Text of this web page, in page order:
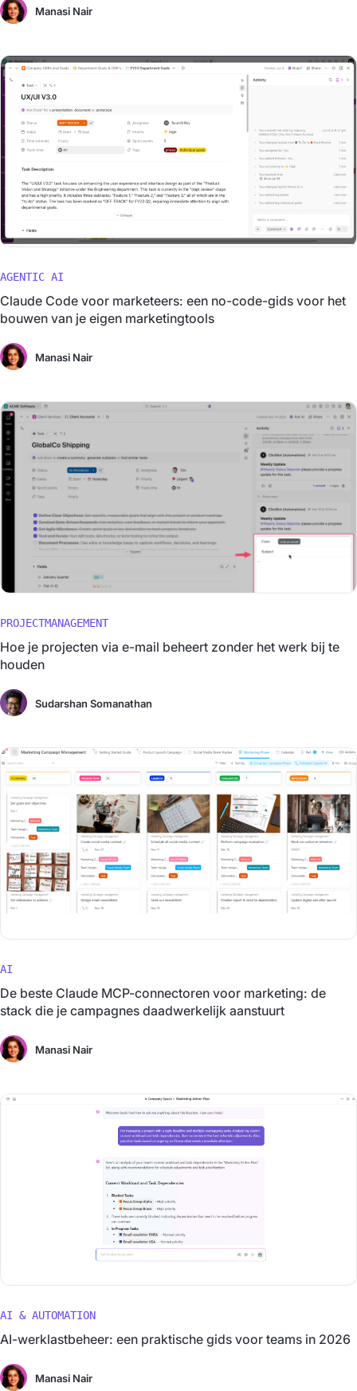
Manasi Nair
AGENTIC AI
Claude Code voor marketeers: een no-code-gids voor het
bouwen van je eigen marketingtools
Manasi Nair
PROJECTMANAGEMENT
Hoe je projecten via e-mail beheert zonder het werk bij te
houden
Sudarshan Somanathan
AI
De beste Claude MCP-connectoren voor marketing: de
stack die je campagnes daadwerkelijk aanstuurt
Manasi Nair
AI & AUTOMATION
AI-werklastbeheer: een praktische gids voor teams in 2026
Manasi Nair